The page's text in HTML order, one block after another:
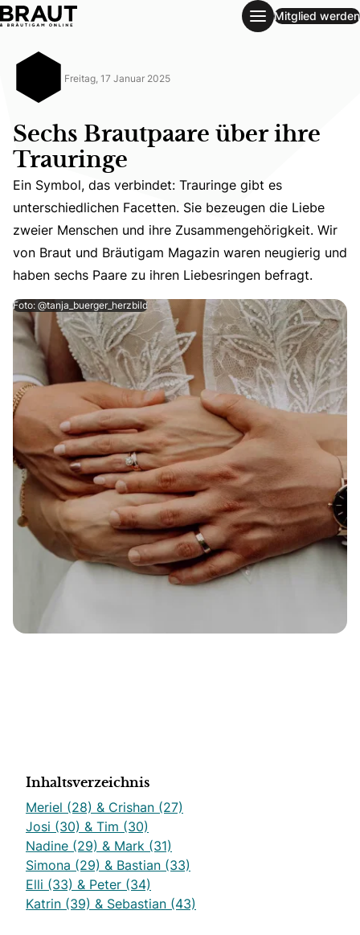
Mitglied werden
Freitag, 17 Januar 2025
Sechs Brautpaare über ihre
Trauringe
Ein Symbol, das verbindet: Trauringe gibt es
Ein Symbol, das verbindet: Trauringe gibt es
unterschiedlichen Facetten. Sie bezeugen die Liebe
zweier Menschen und ihre Zusammengehörigkeit. Wir
von Braut und Bräutigam Magazin waren neugierig und
haben sechs Paare zu ihren Liebesringen befragt.
Foto: @tanja_buerger_herzbild
Inhaltsverzeichnis
Meriel (28) & Crishan (27)
Josi (30) & Tim (30)
Nadine (29) & Mark (31)
Simona (29) & Bastian (33)
Elli (33) & Peter (34)
Katrin (39) & Sebastian (43)